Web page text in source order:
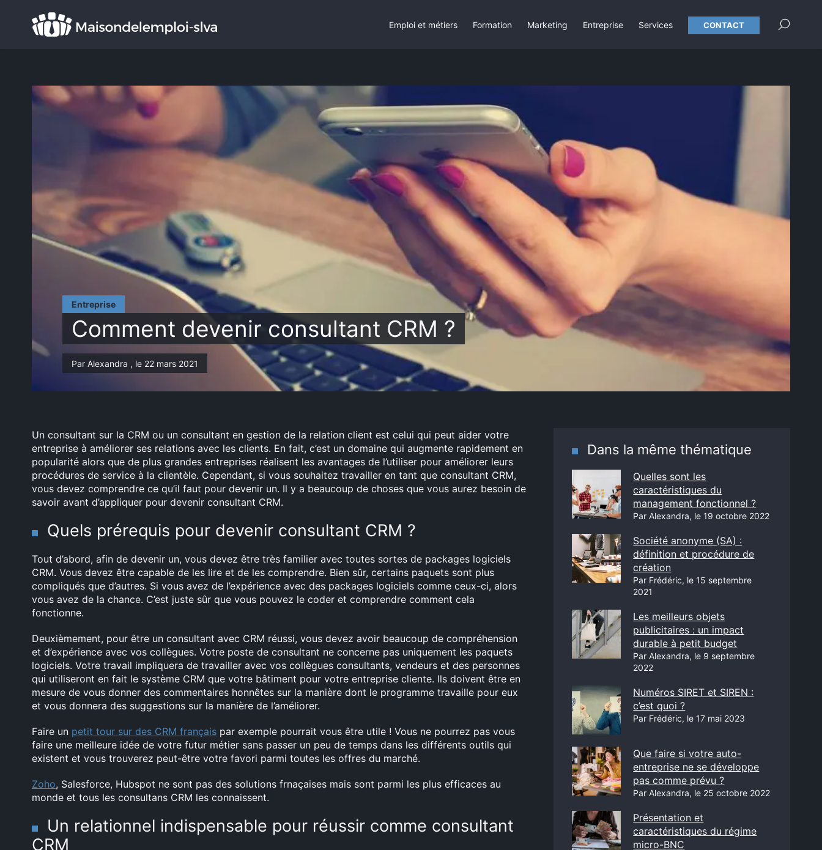
Entreprise
Comment devenir consultant CRM ?
Par Alexandra , le 22 mars 2021
Un consultant sur la CRM ou un consultant en gestion de la relation client est celui qui peut aider votre
entreprise à améliorer ses relations avec les clients. En fait, c’est un domaine qui augmente rapidement en
popularité alors que de plus grandes entreprises réalisent les avantages de l’utiliser pour améliorer leurs
procédures de service à la clientèle. Cependant, si vous souhaitez travailler en tant que consultant CRM,
vous devez comprendre ce qu’il faut pour devenir un. Il y a beaucoup de choses que vous aurez besoin de
savoir avant d’appliquer pour devenir consultant CRM.
Quels prérequis pour devenir consultant CRM ?
Tout d’abord, afin de devenir un, vous devez être très familier avec toutes sortes de packages logiciels
CRM. Vous devez être capable de les lire et de les comprendre. Bien sûr, certains paquets sont plus
compliqués que d’autres. Si vous avez de l’expérience avec des packages logiciels comme ceux-ci, alors
vous avez de la chance. C’est juste sûr que vous pouvez le coder et comprendre comment cela
fonctionne.
Deuxièmement, pour être un consultant avec CRM réussi, vous devez avoir beaucoup de compréhension
et d’expérience avec vos collègues. Votre poste de consultant ne concerne pas uniquement les paquets
logiciels. Votre travail impliquera de travailler avec vos collègues consultants, vendeurs et des personnes
qui utiliseront en fait le système CRM que votre bâtiment pour votre entreprise cliente. Ils doivent être en
mesure de vous donner des commentaires honnêtes sur la manière dont le programme travaille pour eux
et vous donnera des suggestions sur la manière de l’améliorer.
Faire un petit tour sur des CRM français par exemple pourrait vous être utile ! Vous ne pourrez pas vous
faire une meilleure idée de votre futur métier sans passer un peu de temps dans les différents outils qui
existent et vous trouverez peut-être votre favori parmi toutes les offres du marché.
Zoho, Salesforce, Hubspot ne sont pas des solutions frnaçaises mais sont parmi les plus efficaces au
monde et tous les consultans CRM les connaissent.
Un relationnel indispensable pour réussir comme consultant
CRM
Dans la même thématique
Quelles sont les
caractéristiques du
management fonctionnel ?
Par Alexandra, le 19 octobre 2022
Société anonyme (SA) :
définition et procédure de
création
Par Frédéric, le 15 septembre
2021
Les meilleurs objets
publicitaires : un impact
durable à petit budget
Par Alexandra, le 9 septembre
2022
Numéros SIRET et SIREN :
c’est quoi ?
Par Frédéric, le 17 mai 2023
Que faire si votre auto-
entreprise ne se développe
pas comme prévu ?
Par Alexandra, le 25 octobre 2022
Présentation et
caractéristiques du régime
micro-BNC
Emploi et métiers Formation Marketing Entreprise Services CONTACT
: